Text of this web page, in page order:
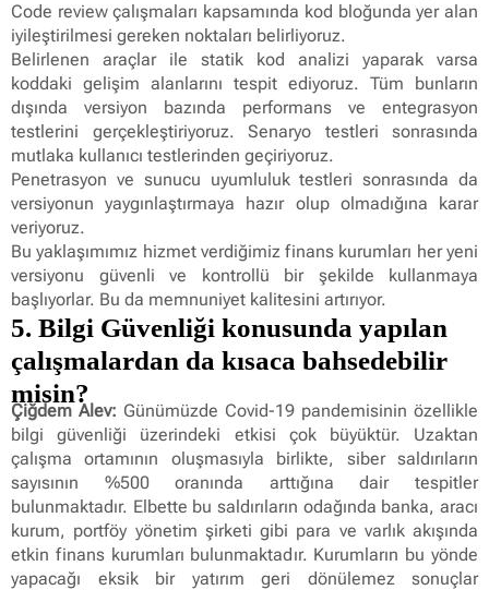
Code review çalışmaları kapsamında kod bloğunda yer alan
iyileştirilmesi gereken noktaları belirliyoruz.
Belirlenen araçlar ile statik kod analizi yaparak varsa
koddaki gelişim alanlarını tespit ediyoruz. Tüm bunların
dışında versiyon bazında performans ve entegrasyon
testlerini gerçekleştiriyoruz. Senaryo testleri sonrasında
mutlaka kullanıcı testlerinden geçiriyoruz.
Penetrasyon ve sunucu uyumluluk testleri sonrasında da
versiyonun yaygınlaştırmaya hazır olup olmadığına karar
veriyoruz.
Bu yaklaşımımız hizmet verdiğimiz finans kurumları her yeni
versiyonu güvenli ve kontrollü bir şekilde kullanmaya
başlıyorlar. Bu da memnuniyet kalitesini artırıyor.
5. Bilgi Güvenliği konusunda yapılan
çalışmalardan da kısaca bahsedebilir
misin?
Çiğdem Alev: Günümüzde Covid-19 pandemisinin özellikle
bilgi güvenliği üzerindeki etkisi çok büyüktür. Uzaktan
çalışma ortamının oluşmasıyla birlikte, siber saldırıların
sayısının %500 oranında arttığına dair tespitler
bulunmaktadır. Elbette bu saldırıların odağında banka, aracı
kurum, portföy yönetim şirketi gibi para ve varlık akışında
etkin finans kurumları bulunmaktadır. Kurumların bu yönde
yapacağı eksik bir yatırım geri dönülemez sonuçlar